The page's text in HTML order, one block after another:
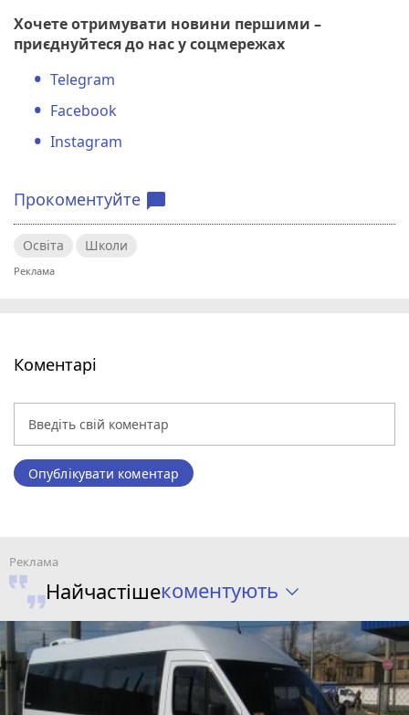
Хочете отримувати новини першими –
приєднуйтеся до нас у соцмережах
Telegram
Facebook
Instagram
Прокоментуйте chat_bubble
Освіта Школи
Коментарі
Опублікувати коментар
Найчастішекоментують